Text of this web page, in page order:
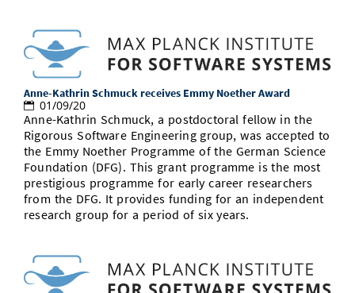
Anne-Kathrin Schmuck receives Emmy Noether Award
01/09/20
Anne-Kathrin Schmuck, a postdoctoral fellow in the
Rigorous Software Engineering group, was accepted to
the Emmy Noether Programme of the German Science
Foundation (DFG). This grant programme is the most
prestigious programme for early career researchers
from the DFG. It provides funding for an independent
research group for a period of six years.